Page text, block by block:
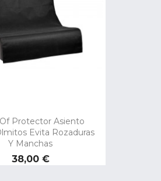
Protector Asiento
Evita Rozaduras
Y Manchas
Preço
38,00 €